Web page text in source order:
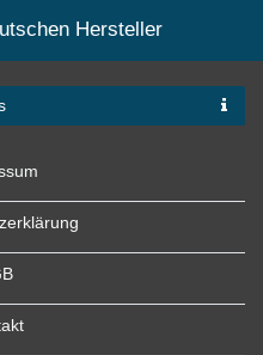
Hersteller